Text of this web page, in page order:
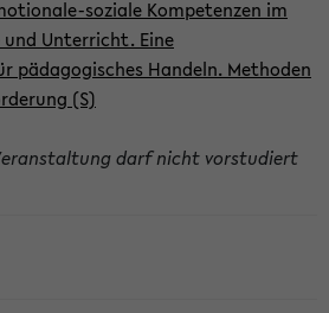
soziale Kompetenzen im
und Unterricht. Eine
pädagogisches Handeln. Methoden
(S)
Veranstaltung darf nicht vorstudiert